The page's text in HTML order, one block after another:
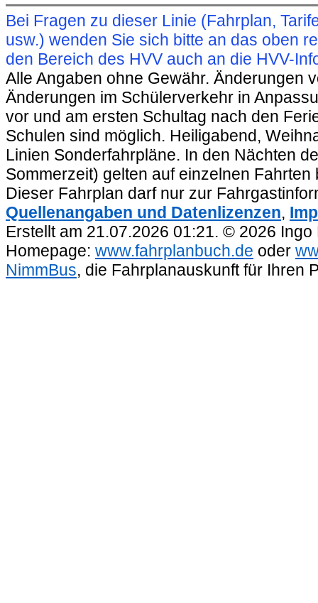
Bei Fragen zu dieser Linie (Fahrplan,
usw.) wenden Sie sich bitte an das oben
den Bereich des HVV auch an die HVV-
Alle Angaben ohne Gewähr. Änderungen
Änderungen im Schülerverkehr in
vor und am ersten Schultag nach den
Schulen sind möglich. Heiligabend,
Linien Sonderfahrpläne. In den Nächten
Sommerzeit) gelten auf einzelnen
Dieser Fahrplan darf nur zur
Quellenangaben und Datenlizenzen,
Erstellt am 21.07.2026 01:21. © 2026
Homepage: www.fahrplanbuch.de oder
NimmBus, die Fahrplanauskunft für Ihren